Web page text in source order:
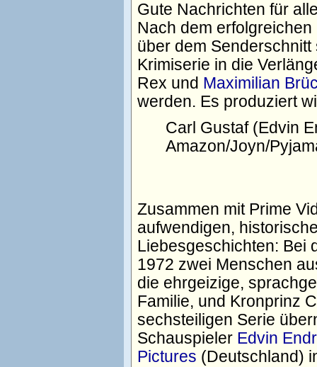
Gute Nachrichten für
Nach dem
über dem
Krimiserie in die
Rex und Maximilian
werden. Es produziert
Carl Gustaf (Edvin
Amazon/Joyn/
Zusammen mit Prime
aufwendigen,
Liebesgeschichten: Bei
1972 zwei Menschen
die ehrgeizige,
Familie, und Kronprinz
sechsteiligen Serie
Schauspieler Edvin
Pictures (Deutschland)